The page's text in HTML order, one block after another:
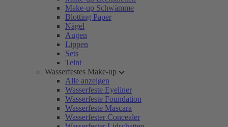
Make-up Schwämme
Blotting Paper
Nägel
Augen
Lippen
Sets
Teint
Wasserfestes Make-up
Alle anzeigen
Wasserfeste Eyeliner
Wasserfeste Foundation
Wasserfeste Mascara
Wasserfester Concealer